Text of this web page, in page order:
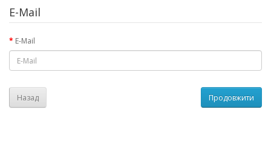
E-Mail
E-Mail
Назад